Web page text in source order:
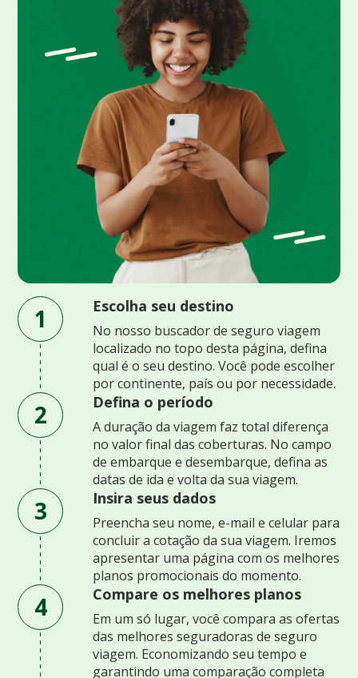
1 Escolha seu destino
No nosso buscador de seguro viagem
localizado no topo desta página, defina
qual é o seu destino. Você pode escolher
por continente, país ou por necessidade.
2 Defina o período
A duração da viagem faz total diferença
no valor final das coberturas. No campo
de embarque e desembarque, defina as
datas de ida e volta da sua viagem.
3 Insira seus dados
Preencha seu nome, e-mail e celular para
concluir a cotação da sua viagem. Iremos
apresentar uma página com os melhores
planos promocionais do momento.
4 Compare os melhores planos
Em um só lugar, você compara as ofertas
das melhores seguradoras de seguro
viagem. Economizando seu tempo e
garantindo uma comparação completa